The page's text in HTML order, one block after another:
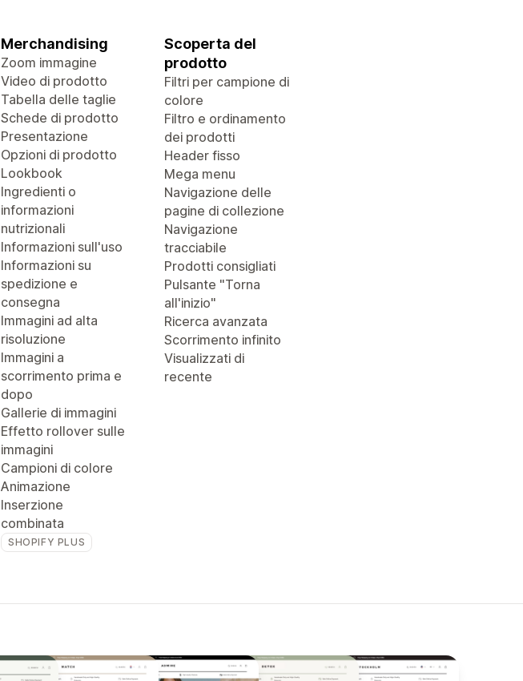
Merchandising
Zoom immagine
Video di prodotto
Tabella delle taglie
Schede di prodotto
Presentazione
Opzioni di prodotto
Lookbook
Ingredienti o
informazioni
nutrizionali
Informazioni sull'uso
Informazioni su
spedizione e
consegna
Immagini ad alta
risoluzione
Immagini a
scorrimento prima e
dopo
Gallerie di immagini
Effetto rollover sulle
immagini
Campioni di colore
Animazione
Inserzione
combinata
SHOPIFY PLUS
Scoperta del
prodotto
Filtri per campione di
colore
Filtro e ordinamento
dei prodotti
Header fisso
Mega menu
Navigazione delle
pagine di collezione
Navigazione
tracciabile
Prodotti consigliati
Pulsante "Torna
all'inizio"
Ricerca avanzata
Scorrimento infinito
Visualizzati di
recente